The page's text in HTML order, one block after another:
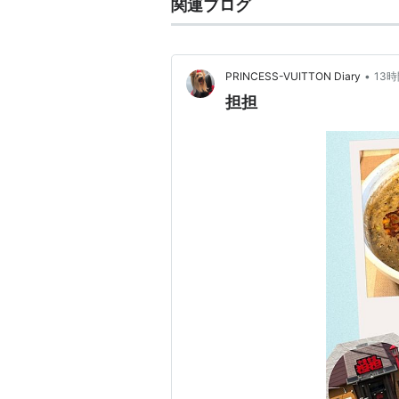
関連ブログ
PRINCESS-VUITTON Diary • 13
担担